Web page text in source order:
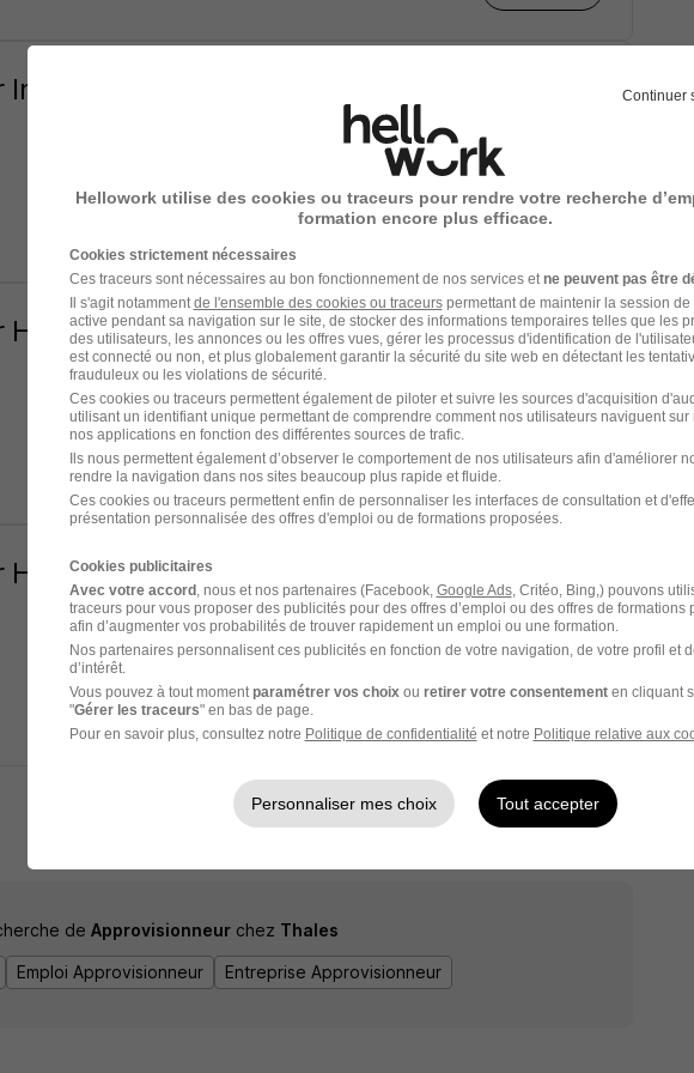
H/F
Voir l’offre
F
F
de Approvisionneurchez Thales
Emploi Approvisionneur Entreprise Approvisionneur
Continuer
Hellowork utilise des cookies ou traceurs pour rendre votre recherche
formation encore plus efficace.
Cookies strictement nécessaires
Ces traceurs sont nécessaires au bon fonctionnement de nos services etne peuvent pas être
Il s'agit notammentde l'ensemble des cookies ou traceurspermettant de maintenir la session de
active pendant sa navigation sur le site, de stocker des informations temporaires telles que les
des utilisateurs, les annonces ou les offres vues, gérer les processus d'identification de
est connecté ou non, et plus globalement garantir la sécurité du site web en détectant les
frauduleux ou les violations de sécurité.
Ces cookies ou traceurs permettent également de piloter et suivre les sources d'acquisition
utilisant un identifiant unique permettant de comprendre comment nos utilisateurs naviguent sur
nos applications en fonction des différentes sources de trafic.
Ils nous permettent également d’observer le comportement de nos utilisateurs afin d'améliorer
rendre la navigation dans nos sites beaucoup plus rapide et fluide.
Ces cookies ou traceurs permettent enfin de personnaliser les interfaces de consultation et
présentation personnalisée des offres d'emploi ou de formations proposées.
Cookies publicitaires
Avec votre accord , nous et nos partenaires (Facebook, Google Ads, Critéo, Bing,) pouvons
traceurs pour vous proposer des publicités pour des offres d’emploi ou des offres de formations
afin d’augmenter vos probabilités de trouver rapidement un emploi ou une formation.
Nos partenaires personnalisent ces publicités en fonction de votre navigation, de votre profil et
d’intérêt.
Vous pouvez à tout momentparamétrer vos choixou retirer votre consentementen cliquant
"Gérer les traceurs" en bas de page.
Pour en savoir plus, consultez notre Politique de confidentialité et notre Politique relative aux
Personnaliser mes choix Tout accepter